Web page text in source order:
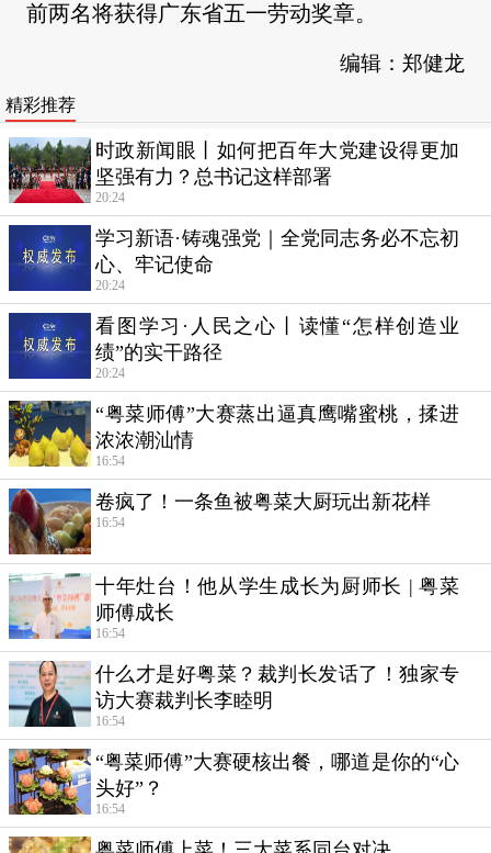
前两名将获得广东省五一劳动奖章。
编辑：郑健龙
精彩推荐